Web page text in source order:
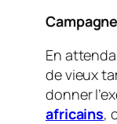
En
de vieux
donner
africains,